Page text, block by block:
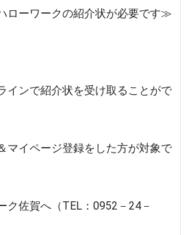
ローワークの紹介状が必要です≫
ンで紹介状を受け取ることがで
マイページ登録をした方が対象で
ク佐賀へ（TEL：0952－24－